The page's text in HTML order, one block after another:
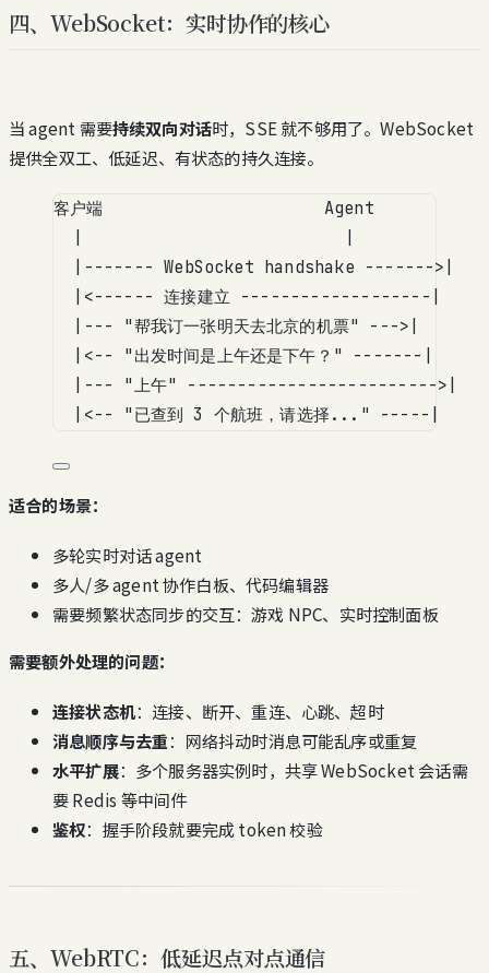
四、WebSocket：实时协作的核心
当 agent 需要持续双向对话时，SSE 就不够用了。WebSocket
提供全双工、低延迟、有状态的持久连接。
客户端                      Agent
|------- WebSocket handshake ------->|
|<------ 连接建立 -------------------|
|--- "帮我订一张明天去北京的机票" --->|
|<-- "出发时间是上午还是下午？" -------|
|--- "上午" ------------------------->|
|<-- "已查到 3 个航班，请选择..." -----|
适合的场景：
多轮实时对话 agent
多人/多 agent 协作白板、代码编辑器
需要频繁状态同步的交互：游戏 NPC、实时控制面板
需要额外处理的问题：
连接状态机：连接、断开、重连、心跳、超时
消息顺序与去重：网络抖动时消息可能乱序或重复
水平扩展：多个服务器实例时，共享 WebSocket 会话需
要 Redis 等中间件
鉴权：握手阶段就要完成 token 校验
五、WebRTC：低延迟点对点通信